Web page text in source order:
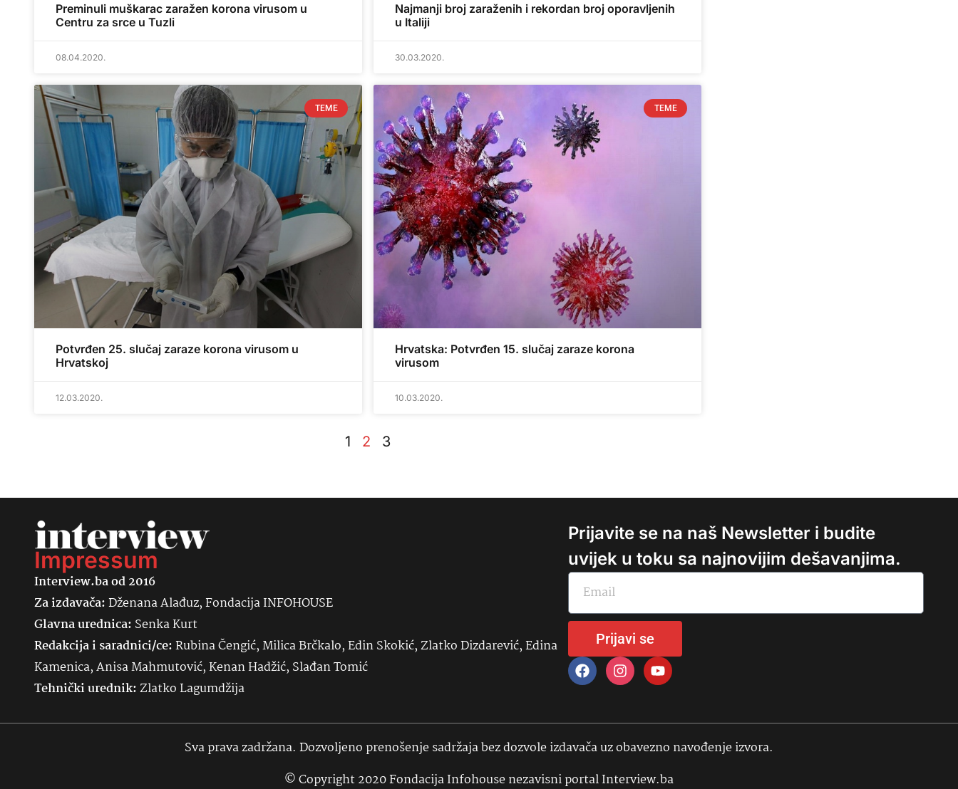
Preminuli muškarac zaražen korona virusom u
Centru za srce u Tuzli
08.04.2020.
Najmanji broj zaraženih i rekordan broj oporavljenih
u Italiji
30.03.2020.
TEME
Potvrđen 25. slučaj zaraze korona virusom u
Hrvatskoj
12.03.2020.
TEME
Hrvatska: Potvrđen 15. slučaj zaraze korona
virusom
10.03.2020.
1 2 3
Impressum
Interview.ba od 2016
Za izdavača:Dženana Alađuz, Fondacija INFOHOUSE
Glavna urednica: SenkaKurt
Redakcija i saradnici/ce:Rubina Čengić, Milica Brčkalo, Edin Skokić, Zlatko Dizdarević, Edina
Kamenica, Anisa Mahmutović, Kenan Hadžić, Slađan Tomić
Tehnički urednik:Zlatko Lagumdžija
Prijavite se na naš Newsletter i budite
uvijek u toku sa najnovijim dešavanjima.
Prijavi se
Sva prava zadržana. Dozvoljeno prenošenje sadržaja bez dozvole izdavača uz obavezno navođenje izvora.
© Copyright 2020 Fondacija Infohouse nezavisni portal Interview.ba